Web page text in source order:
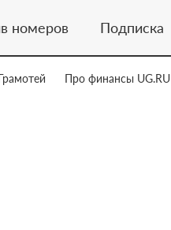
номеров Подписка
Про финансы UG.RU